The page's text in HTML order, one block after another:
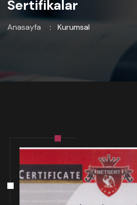
Sertifikalar
Anasayfa Kurumsal